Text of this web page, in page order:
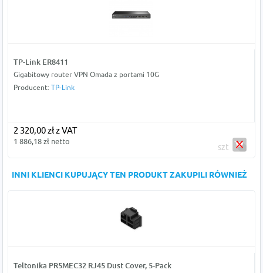
TP-Link ER8411
Gigabitowy router VPN Omada z portami 10G
Producent: TP-Link
2 320,00 zł z VAT
1 886,18 zł netto
szt
INNI KLIENCI KUPUJĄCY TEN PRODUKT ZAKUPILI RÓWNIEŻ
Teltonika PR5MEC32 RJ45 Dust Cover, 5-Pack